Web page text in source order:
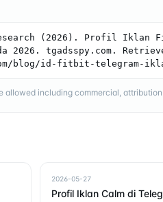
(2026). Profil Iklan
2026. tgadsspy.com.
blog/id-fitbit-telegram-
including commercial, attribution
2026-05-27
Profil Iklan Calm di